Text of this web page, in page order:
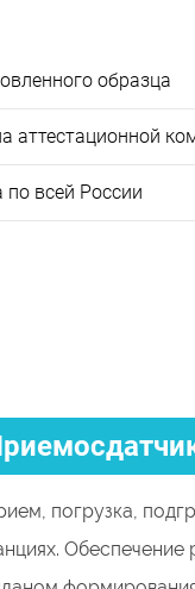
образца
аттестационной
по всей России
погрузка,